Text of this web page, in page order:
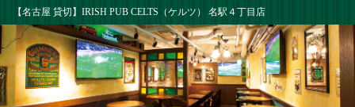
【名古屋 貸切】IRISH PUB CELTS（ケルツ） 名駅４丁目店